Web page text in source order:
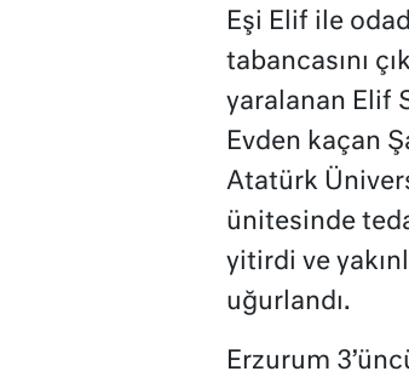
Eşi Elif ile
tabancasını
yaralanan Elif
Evden kaçan
Atatürk
ünitesinde
yitirdi ve
uğurlandı.
Erzurum